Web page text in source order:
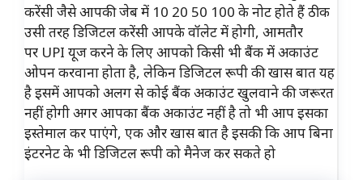
करेंसी जैसे आपकी जेब में 10 20 50 100 के नोट होते हैं ठीक
उसी तरह डिजिटल करेंसी आपके वॉलेट में होगी, आमतौर
पर UPI यूज करने के लिए आपको किसी भी बैंक में अकाउंट
ओपन करवाना होता है, लेकिन डिजिटल रूपी की खास बात यह
है इसमें आपको अलग से कोई बैंक अकाउंट खुलवाने की जरूरत
नहीं होगी अगर आपका बैंक अकाउंट नहीं है तो भी आप इसका
इस्तेमाल कर पाएंगे, एक और खास बात है इसकी कि आप बिना
इंटरनेट के भी डिजिटल रूपी को मैनेज कर सकते हो